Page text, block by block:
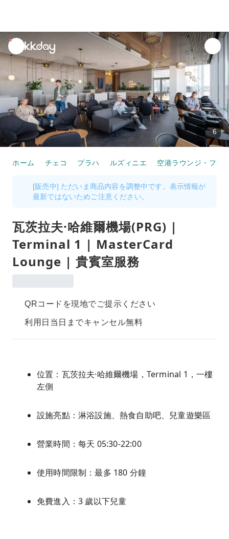
unread
notifications
6
ホーム チェコ プラハ ルズィニエ 空港ラウンジ・ファ
[販売中] ただいま商品内容を調整中です。表示情報が
最新ではないためご注意ください。
瓦茨拉夫·哈維爾機場(PRG) |
Terminal 1 | MasterCard
Lounge | 貴賓室服務
QRコードを現地でご提示ください
利用日当日までキャンセル無料
位置：瓦茨拉夫·哈維爾機場，Terminal 1，一樓
左側
設施亮點：淋浴設施、熱食自助吧、兒童遊樂區
營業時間：每天 05:30-22:00
使用時間限制：最多 180 分鐘
免費進入：3 歲以下兒童